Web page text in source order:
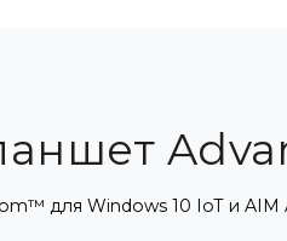
для Windows 10 IoT и AIM